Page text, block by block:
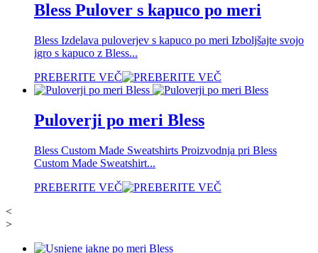
Bless Pulover s kapuco po meri
Bless Izdelava puloverjev s kapuco po meri Izboljšajte svojo
igro s kapuco z Bless...
PREBERITE VEČ
Puloverji po meri Bless
Bless Custom Made Sweatshirts Proizvodnja pri Bless
Custom Made Sweatshirt...
PREBERITE VEČ
<
>